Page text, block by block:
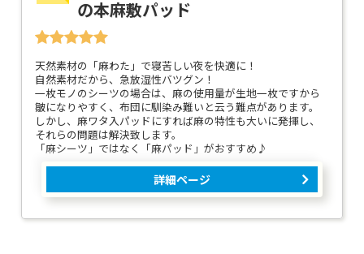
の本麻敷パッド
天然素材の「麻わた」で寝苦しい夜を快適に！
自然素材だから、急放湿性バツグン！
一枚モノのシーツの場合は、麻の使用量が生地一枚ですから
皺になりやすく、布団に馴染み難いと云う難点があります。
しかし、麻ワタ入パッドにすれば麻の特性も大いに発揮し、
それらの問題は解決致します。
「麻シーツ」ではなく「麻パッド」がおすすめ♪
詳細ページ